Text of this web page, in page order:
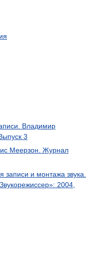
Владимир
3
Меерзон. Журнал
и монтажа звука.
2004,